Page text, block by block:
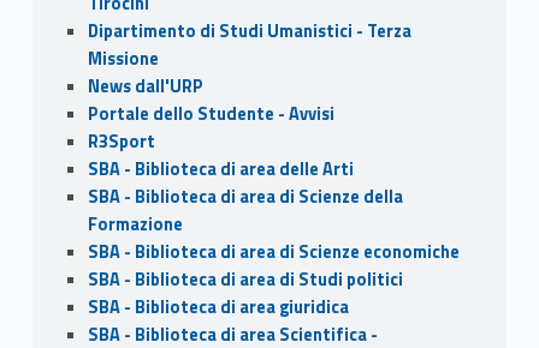
Dipartimento di Studi Umanistici - Terza
Missione
News dall'URP
Portale dello Studente - Avvisi
R3Sport
SBA - Biblioteca di area delle Arti
SBA - Biblioteca di area di Scienze della
Formazione
SBA - Biblioteca di area di Scienze economiche
SBA - Biblioteca di area di Studi politici
SBA - Biblioteca di area giuridica
SBA - Biblioteca di area Scientifica -